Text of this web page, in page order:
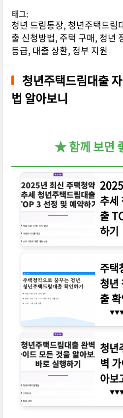
태그:
청년 드림통장, 청년주택드림
출 신청방법, 주택 구매, 청년
등급, 대출 상환, 정부 지원
청년주택드림대출
법 알아보니
★ 함께 보면
추세
출
하기
▼▼▼
주택
청년
출
▼▼▼
청년
벽
아보
▼▼▼